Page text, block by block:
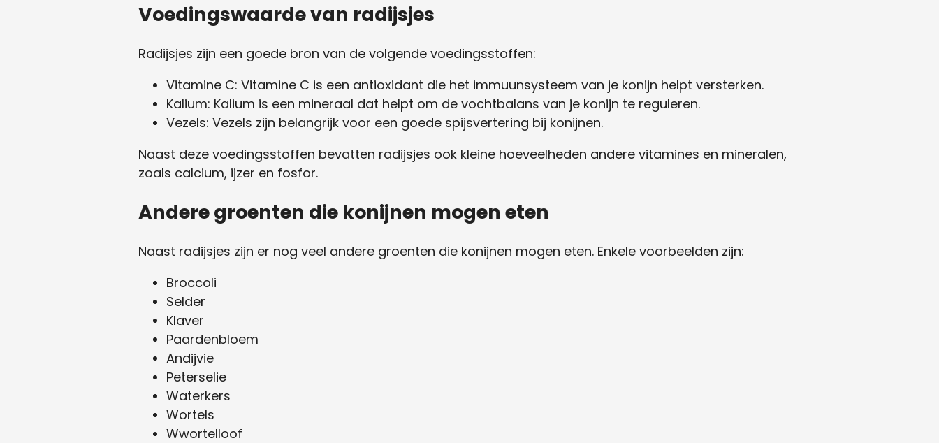
Voedingswaarde van radijsjes
Radijsjes zijn een goede bron van de volgende voedingsstoffen:
Vitamine C: Vitamine C is een antioxidant die het immuunsysteem van je konijn helpt versterken.
Kalium: Kalium is een mineraal dat helpt om de vochtbalans van je konijn te reguleren.
Vezels: Vezels zijn belangrijk voor een goede spijsvertering bij konijnen.
Naast deze voedingsstoffen bevatten radijsjes ook kleine hoeveelheden andere vitamines en mineralen,
zoals calcium, ijzer en fosfor.
Andere groenten die konijnen mogen eten
Naast radijsjes zijn er nog veel andere groenten die konijnen mogen eten. Enkele voorbeelden zijn:
Broccoli
Selder
Klaver
Paardenbloem
Andijvie
Peterselie
Waterkers
Wortels
Wwortelloof